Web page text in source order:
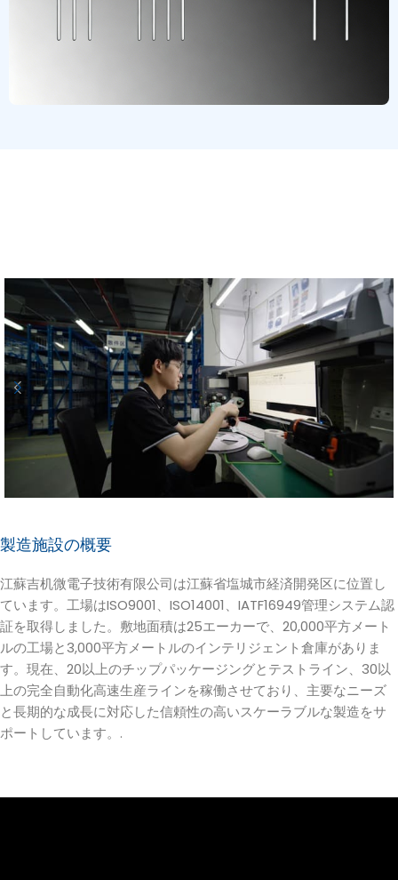
製造施設の概要
江蘇吉机微電子技術有限公司は江蘇省塩城市経済開発区に位置し
ています。工場はISO9001、ISO14001、IATF16949管理システム認
証を取得しました。敷地面積は25エーカーで、20,000平方メート
ルの工場と3,000平方メートルのインテリジェント倉庫がありま
す。現在、20以上のチップパッケージングとテストライン、30以
上の完全自動化高速生産ラインを稼働させており、主要なニーズ
と長期的な成長に対応した信頼性の高いスケーラブルな製造をサ
ポートしています。.